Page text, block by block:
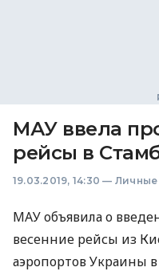
МАУ ввела
рейсы в
19.03.2019, 14:30 —
МАУобъявила о
весенние рейсы из
аэропортов Украины